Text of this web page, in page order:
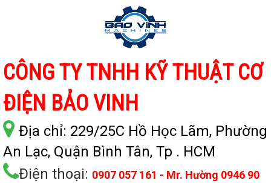
CÔNG TY TNHH KỸ THUẬT CƠ
ĐIỆN BẢO VINH
Địa chỉ: 229/25C Hồ Học Lãm, Phường
An Lạc, Quận Bình Tân, Tp . HCM
Điện thoại: 0907 057 161 - Mr. Hường 0946 90